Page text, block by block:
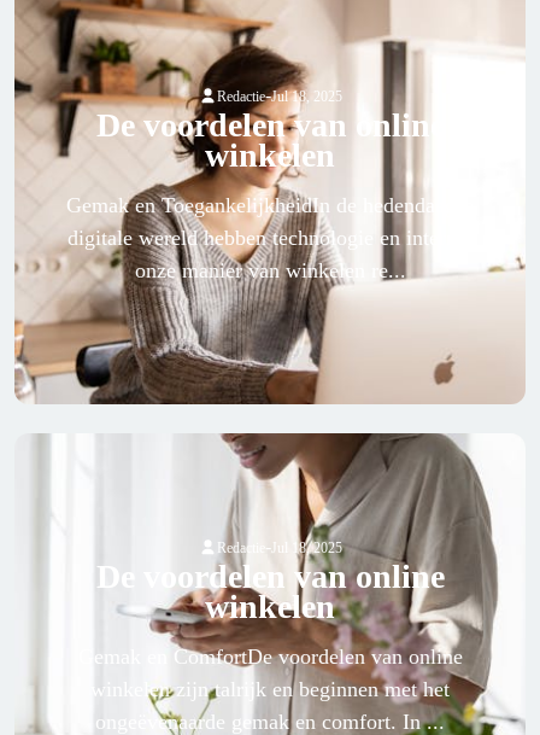
Redactie-Jul 18, 2025
De voordelen van online
winkelen
Gemak en ToegankelijkheidIn de hedendaagse
digitale wereld hebben technologie en internet
onze manier van winkelen re...
Redactie -Jul 18, 2025
De voordelen van online
winkelen
Gemak en ComfortDe voordelen van online
winkelen zijn talrijk en beginnen met het
ongeëvenaarde gemak en comfort. In ...